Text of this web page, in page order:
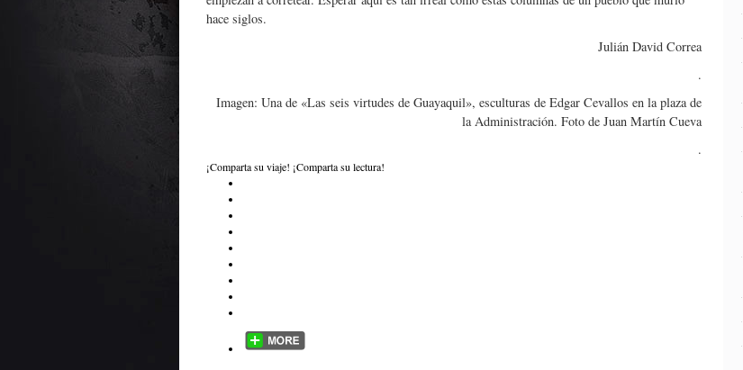
hace siglos.
Julián David Correa
.
Imagen: Una de «Las seis virtudes de Guayaquil», esculturas de Edgar Cevallos en la plaza de
la Administración. Foto de Juan Martín Cueva
.
¡Comparta su viaje! ¡Comparta su lectura!